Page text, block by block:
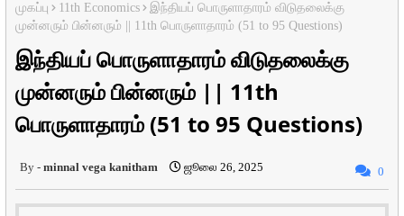
முகப்பு 11th Economics
இந்தியப் பொருளாதாரம் விடுதலைக்கு
முன்னரும் பின்னரும் || 11th பொருளாதாரம் (51 to 95 Questions)
இந்தியப் பொருளாதாரம் விடுதலைக்கு
முன்னரும் பின்னரும் || 11th
பொருளாதாரம் (51 to 95 Questions)
minnal vega kanitham ஜூலை 26, 2025 0